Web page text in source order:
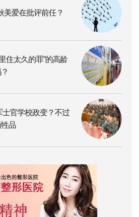
美爱在批评前任？
住太久的罪”的高龄
士官学校政变？不过
品